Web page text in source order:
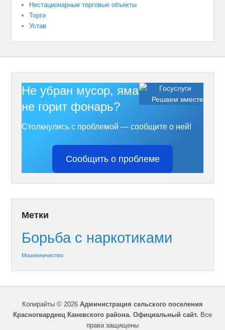
Нестационарные торговые объекты
Торги
Устав
Решаем вместе
Не убран мусор, яма на дороге,
не горит фонарь?
Столкнулись с проблемой — сообщите о ней!
Сообщить о проблеме
Метки
Борьба с наркотиками
Мошенничество
Копирайты © 2026 Администрация сельского поселения
Красногвардеец Каневского района. Официальный сайт. Все
права защищены